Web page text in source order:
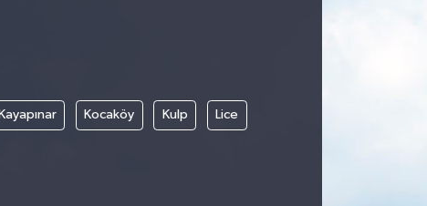
Kayapınar Kocaköy Kulp Lice